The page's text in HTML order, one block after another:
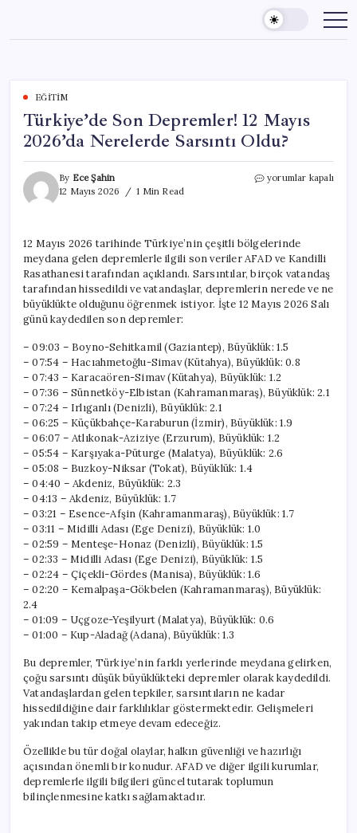
content
EĞITIM
Türkiye’de Son Depremler! 12 Mayıs
2026’da Nerelerde Sarsıntı Oldu?
By Ece Şahin
12 Mayıs 2026
1 Min Read
Türkiye’de
2026’da
Nerelerde
Sarsıntı
Oldu?
yorumlar kapalı
12 Mayıs 2026 tarihinde Türkiye’nin çeşitli bölgelerinde
meydana gelen depremlerle ilgili son veriler AFAD ve Kandilli
Rasathanesi tarafından açıklandı. Sarsıntılar, birçok vatandaş
tarafından hissedildi ve vatandaşlar, depremlerin nerede ve ne
büyüklükte olduğunu öğrenmek istiyor. İşte 12 Mayıs 2026 Salı
günü kaydedilen son depremler:
– 09:03 – Boyno-Sehitkamil (Gaziantep), Büyüklük: 1.5
– 07:54 – Hacıahmetoğlu-Simav (Kütahya), Büyüklük: 0.8
– 07:43 – Karacaören-Simav (Kütahya), Büyüklük: 1.2
– 07:36 – Sünnetköy-Elbistan (Kahramanmaraş), Büyüklük: 2.1
– 07:24 – Irlıganlı (Denizli), Büyüklük: 2.1
– 06:25 – Küçükbahçe-Karaburun (İzmir), Büyüklük: 1.9
– 06:07 – Atlıkonak-Aziziye (Erzurum), Büyüklük: 1.2
– 05:54 – Karşıyaka-Püturge (Malatya), Büyüklük: 2.6
– 05:08 – Buzkoy-Niksar (Tokat), Büyüklük: 1.4
– 04:40 – Akdeniz, Büyüklük: 2.3
– 04:13 – Akdeniz, Büyüklük: 1.7
– 03:21 – Esence-Afşin (Kahramanmaraş), Büyüklük: 1.7
– 03:11 – Midilli Adası (Ege Denizi), Büyüklük: 1.0
– 02:59 – Menteşe-Honaz (Denizli), Büyüklük: 1.5
– 02:33 – Midilli Adası (Ege Denizi), Büyüklük: 1.5
– 02:24 – Çiçekli-Gördes (Manisa), Büyüklük: 1.6
– 02:20 – Kemalpaşa-Gökbelen (Kahramanmaraş), Büyüklük:
2.4
– 01:09 – Uçgoze-Yeşilyurt (Malatya), Büyüklük: 0.6
– 01:00 – Kup-Aladağ (Adana), Büyüklük: 1.3
Bu depremler, Türkiye’nin farklı yerlerinde meydana gelirken,
çoğu sarsıntı düşük büyüklükteki depremler olarak kaydedildi.
Vatandaşlardan gelen tepkiler, sarsıntıların ne kadar
hissedildiğine dair farklılıklar göstermektedir. Gelişmeleri
yakından takip etmeye devam edeceğiz.
Özellikle bu tür doğal olaylar, halkın güvenliği ve hazırlığı
açısından önemli bir konudur. AFAD ve diğer ilgili kurumlar,
depremlerle ilgili bilgileri güncel tutarak toplumun
bilinçlenmesine katkı sağlamaktadır.